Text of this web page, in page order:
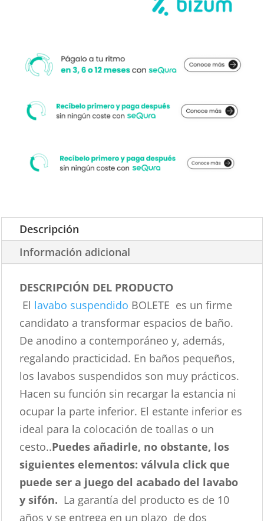
Descripción
Información adicional
DESCRIPCIÓN DEL PRODUCTO
El lavabo suspendido BOLETE es un firme
candidato a transformar espacios de baño.
De anodino a contemporáneo y, además,
regalando practicidad. En baños pequeños,
los lavabos suspendidos son muy prácticos.
Hacen su función sin recargar la estancia ni
ocupar la parte inferior. El estante inferior es
ideal para la colocación de toallas o un
cesto..Puedes añadirle, no obstante, los
siguientes elementos: válvula click que
puede ser a juego del acabado del lavabo
y sifón. La garantía del producto es de 10
años y se entrega en un plazo de dos